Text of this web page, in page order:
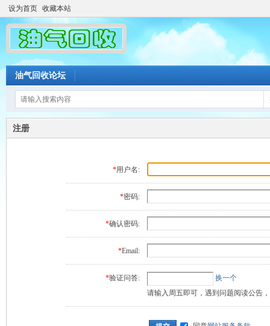
设为首页 收藏本站
油气回收论坛
注册
*用户名:
*密码:
*确认密码:
*Email:
*验证问答:
换一个
请输入周五即可，遇到问题阅读公告